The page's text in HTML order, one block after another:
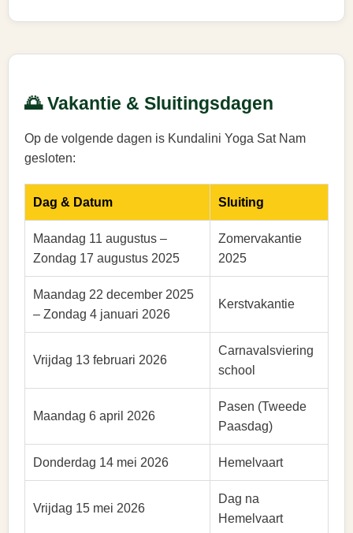
🌅 Vakantie & Sluitingsdagen
Op de volgende dagen is Kundalini Yoga Sat Nam
gesloten:
Dag & Datum Sluiting
Maandag 11 augustus –
Zondag 17 augustus 2025
Zomervakantie
2025
Maandag 22 december 2025
– Zondag 4 januari 2026
Kerstvakantie
Vrijdag 13 februari 2026
Carnavalsviering
school
Maandag 6 april 2026
Pasen (Tweede
Paasdag)
Donderdag 14 mei 2026 Hemelvaart
Vrijdag 15 mei 2026
Dag na
Hemelvaart